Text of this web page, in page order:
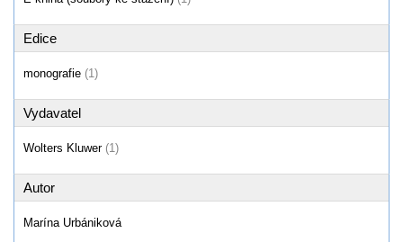
Edice
monografie (1)
Vydavatel
Wolters Kluwer (1)
Autor
Marína Urbániková